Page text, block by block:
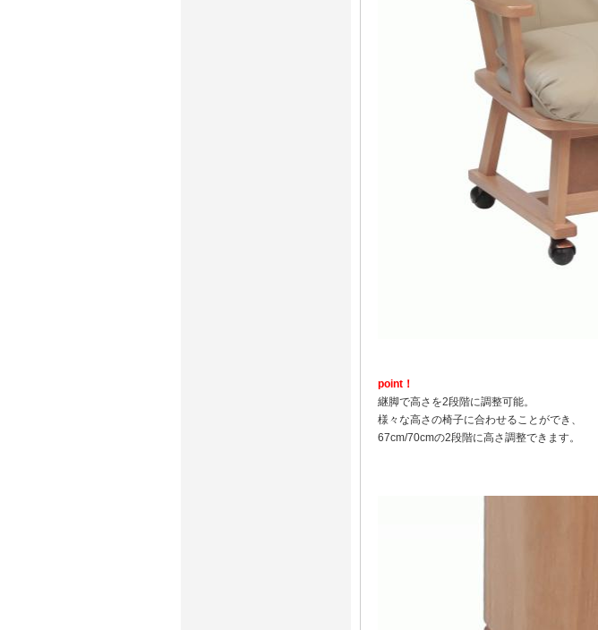
point！
継脚で高さを2段階に調整可能。
様々な高さの椅子に合わせることができ、
67cm/70cmの2段階に高さ調整できます。